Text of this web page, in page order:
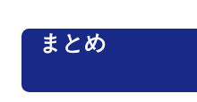
まとめ